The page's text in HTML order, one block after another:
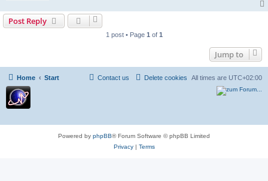
Post Reply
1 post • Page 1 of 1
Jump to
Home Start All times are UTC+02:00
Delete cookies
Contact us
Powered by phpBB® Forum Software © phpBB Limited
Privacy| Terms